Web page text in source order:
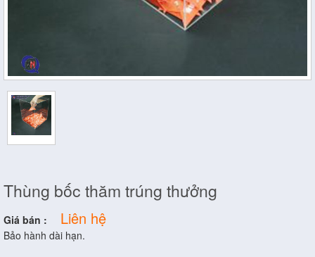
Thùng bốc thăm trúng thưởng
Giá bán : Liên hệ
Bảo hành dài hạn.